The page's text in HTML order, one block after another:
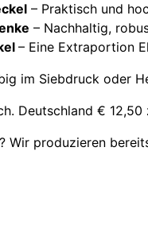
– Praktisch und
– Nachhaltig,
– Eine Extraportion
im Siebdruck oder
Deutschland €
Wir produzieren